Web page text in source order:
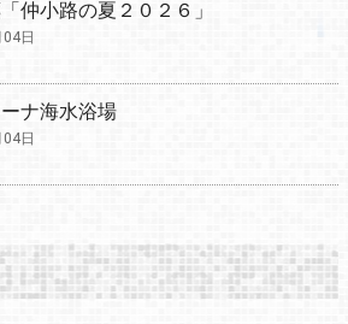
仲小路の夏２０２６」
日
ナ海水浴場
日